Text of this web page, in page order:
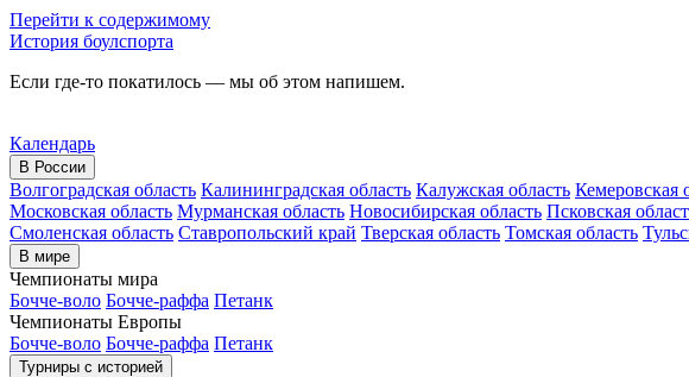
Перейти к содержимому
История боулспорта
Если где-то покатилось — мы об этом напишем.
Календарь
В России
Волгоградская область Калининградская область Калужская область Кемеровская
Московская область Мурманская область Новосибирская область Псковская
Смоленская область Ставропольский край Тверская область Томская область
В мире
Чемпионаты мира
Бочче-воло Бочче-раффа Петанк
Чемпионаты Европы
Бочче-воло Бочче-раффа Петанк
Турниры с историей